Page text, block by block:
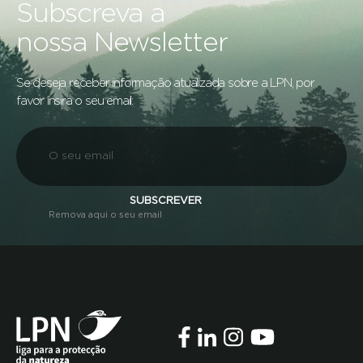
Subscreva a
nossa Newsletter
Se deseja receber informação atualizada sobre a LPN, por
favor insira o seu email:
SUBSCREVER
Remova aqui o seu email